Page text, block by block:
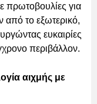
πρωτοβουλίες για
το εξωτερικό,
ευκαιρίες
περιβάλλον.
αιχμής με